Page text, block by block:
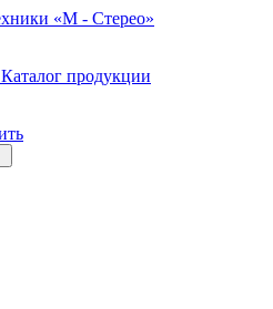
Каталог продукции